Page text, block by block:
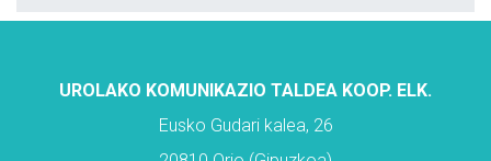
UROLAKO KOMUNIKAZIO TALDEA KOOP. ELK.
Eusko Gudari kalea, 26